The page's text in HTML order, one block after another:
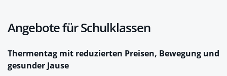
Angebote für Schulklassen
Thermentag mit reduzierten Preisen, Bewegung und
gesunder Jause